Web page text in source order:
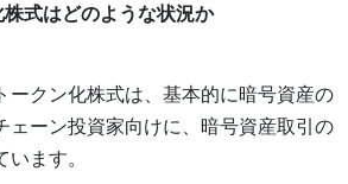
式はどのような状況か
ークン化株式は、基本的に暗号資産の
ェーン投資家向けに、暗号資産取引の
ます。